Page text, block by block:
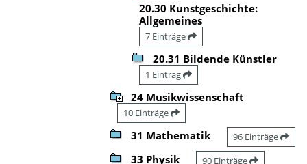
20.30 Kunstgeschichte:
Allgemeines
7 Einträge
20.31 Bildende Künstler
1 Eintrag
24 Musikwissenschaft
10 Einträge
31 Mathematik 96 Einträge
33 Physik 90 Einträge